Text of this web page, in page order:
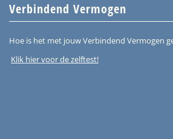
Verbindend Vermogen
Hoe is het met jouw Verbindend Vermogen
Klik hier voor de zelftest!